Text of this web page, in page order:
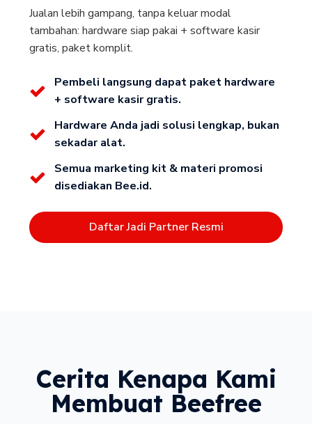
Jualan lebih gampang, tanpa keluar modal
tambahan: hardware siap pakai + software kasir
gratis, paket komplit.
Pembeli langsung dapat paket hardware
+ software kasir gratis.
Hardware Anda jadi solusi lengkap, bukan
sekadar alat.
Semua marketing kit & materi promosi
disediakan Bee.id.
Daftar Jadi Partner Resmi
Cerita Kenapa Kami
Membuat Beefree